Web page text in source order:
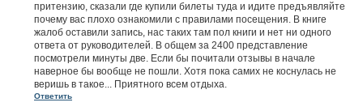
притензию, сказали где купили билеты туда и идите предъявляйте
почему вас плохо ознакомили с правилами посещения. В книге
жалоб оставили запись, нас таких там пол книги и нет ни одного
ответа от руководителей. В общем за 2400 представление
посмотрели минуты две. Если бы почитали отзывы в начале
наверное бы вообще не пошли. Хотя пока самих не коснулась не
веришь в такое... Приятного всем отдыха.
Ответить